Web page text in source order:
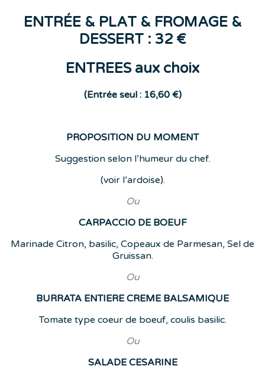
ENTRÉE & PLAT & FROMAGE &
DESSERT : 32 €
ENTREES aux choix
(Entrée seul : 16,60 €)
PROPOSITION DU MOMENT
Suggestion selon l’humeur du chef.
(voir l’ardoise).
Ou
CARPACCIO DE BOEUF
Marinade Citron, basilic, Copeaux de Parmesan, Sel de
Gruissan.
Ou
BURRATA ENTIERE CREME BALSAMIQUE
Tomate type coeur de boeuf, coulis basilic.
Ou
SALADE CESARINE